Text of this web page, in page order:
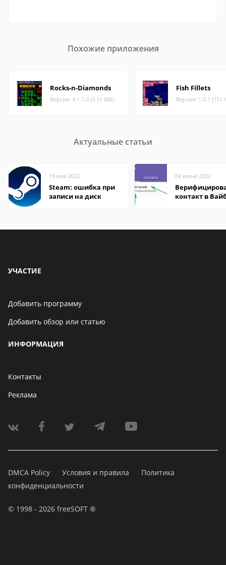
Похожие приложения
Rocks-n-Diamonds
Версия: 4.1.1.0 (3.11 МБ)
Fish Fillets
Версия: 1.0.1
Актуальные статьи
19 мая 2022
Steam: ошибка при
записи на диск
04 июня 2022
контакт в
УЧАСТИЕ
Добавить программу
Добавить обзор или статью
ИНФОРМАЦИЯ
Контакты
Реклама
DMCA Policy Условия и правила
Политика
конфиденциальности
© 1998 - 2026 freeSOFT ®